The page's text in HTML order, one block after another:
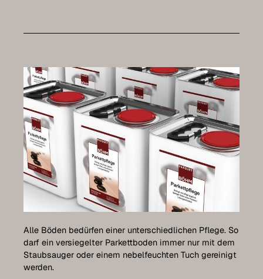
Alle Böden bedürfen einer unterschiedlichen Pflege. So
darf ein versiegelter Parkettboden immer nur mit dem
Staubsauger oder einem nebelfeuchten Tuch gereinigt
werden.